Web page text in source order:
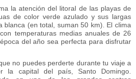
la atención del litoral de las playas de
de color verde azulado y sus largas
blanca (en total, suman 50 km). El clima
temperaturas medias anuales de 26
del año sea perfecta para disfrutar
no puedes perderte durante tu viaje a
la capital del país, Santo Domingo.